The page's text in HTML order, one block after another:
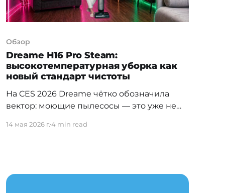
Обзор
Dreame H16 Pro Steam:
высокотемпературная уборка как
новый стандарт чистоты
На CES 2026 Dreame чётко обозначила
вектор: моющие пылесосы — это уже не
на эволюцию линейки моющих пылесосов
14 мая 2026 г.4 min read